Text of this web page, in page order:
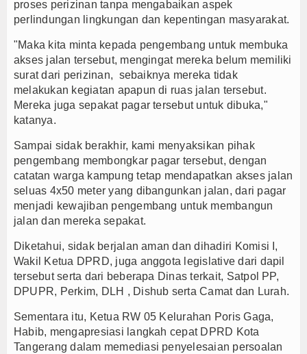
proses perizinan tanpa mengabaikan aspek
perlindungan lingkungan dan kepentingan masyarakat.
"Maka kita minta kepada pengembang untuk membuka
akses jalan tersebut, mengingat mereka belum memiliki
surat dari perizinan, sebaiknya mereka tidak
melakukan kegiatan apapun di ruas jalan tersebut.
Mereka juga sepakat pagar tersebut untuk dibuka,"
katanya.
Sampai sidak berakhir, kami menyaksikan pihak
pengembang membongkar pagar tersebut, dengan
catatan warga kampung tetap mendapatkan akses jalan
seluas 4x50 meter yang dibangunkan jalan, dari pagar
menjadi kewajiban pengembang untuk membangun
jalan dan mereka sepakat.
Diketahui, sidak berjalan aman dan dihadiri Komisi I,
Wakil Ketua DPRD, juga anggota legislative dari dapil
tersebut serta dari beberapa Dinas terkait, Satpol PP,
DPUPR, Perkim, DLH , Dishub serta Camat dan Lurah.
Sementara itu, Ketua RW 05 Kelurahan Poris Gaga,
Habib, mengapresiasi langkah cepat DPRD Kota
Tangerang dalam memediasi penyelesaian persoalan